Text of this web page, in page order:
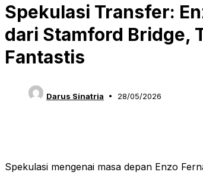
Spekulasi Transfer:
dari Stamford Bridge,
Fantastis
Darus Sinatria 28/05/2026
Spekulasi mengenai masa depan Enzo